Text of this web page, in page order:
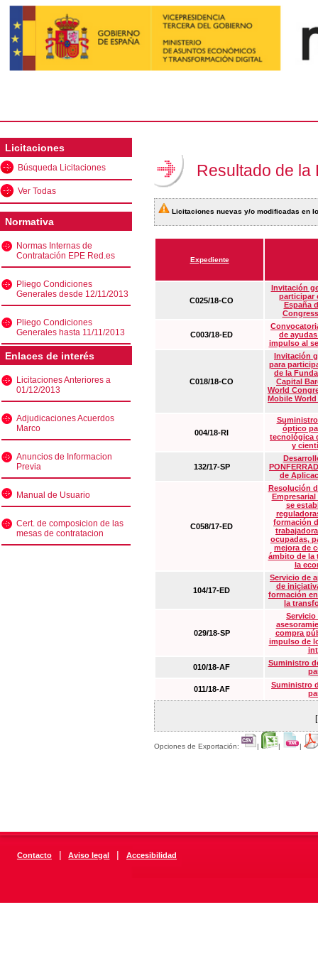
Licitaciones
Búsqueda Licitaciones
Ver Todas
Normativa
Normas Internas de
Contratación EPE Red.es
Pliego Condiciones
Generales desde 12/11/2013
Pliego Condiciones
Generales hasta 11/11/2013
Enlaces de interés
Licitaciones Anteriores a
01/12/2013
Adjudicaciones Acuerdos
Marco
Anuncios de Informacion
Previa
Manual de Usuario
Cert. de composicion de las
mesas de contratacion
Resultado de la
Licitaciones nuevas y/o modificadas en
Expediente
C025/18-CO
Invitación
participar
España
C003/18-ED
de
impulso al
C018/18-CO
Invitación
para
de la
Capital
World
Mobile
004/18-RI
óptico
tecnológica
y
132/17-SP
de
C058/17-ED
Resolución
Empresarial
se
formación
ocupadas,
mejora de
ámbito de la
la
104/17-ED
Servicio de
de
formación
la
029/18-SP
Servicio
compra
impulso de
010/18-AF
Suministro
011/18-AF
Suministro
Opciones de Exportación: | | |
Contacto | Aviso legal | Accesibilidad